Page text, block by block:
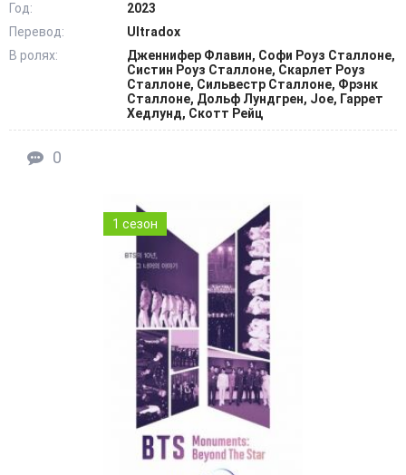
Год:
2023
Перевод:
Ultradox
В ролях:
Дженнифер Флавин, Софи Роуз Сталлоне,
Систин Роуз Сталлоне, Скарлет Роуз
Сталлоне, Сильвестр Сталлоне, Фрэнк
Сталлоне, Дольф Лундгрен, Joe, Гаррет
Хедлунд, Скотт Рейц
0
1 сезон